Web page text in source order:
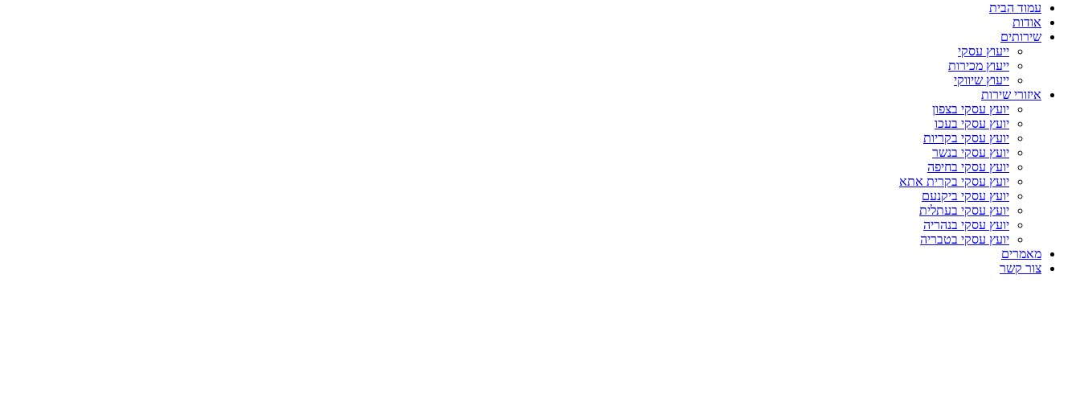
עמוד הבית
אודות
שירותים
ייעוץ עסקי
ייעוץ מכירות
ייעוץ שיווקי
איזורי שירות
יועץ עסקי בצפון
יועץ עסקי בעכו
יועץ עסקי בקריות
יועץ עסקי בנשר
יועץ עסקי בחיפה
יועץ עסקי בקרית אתא
יועץ עסקי ביקנעם
יועץ עסקי בעתלית
יועץ עסקי בנהריה
יועץ עסקי בטבריה
מאמרים
צור קשר